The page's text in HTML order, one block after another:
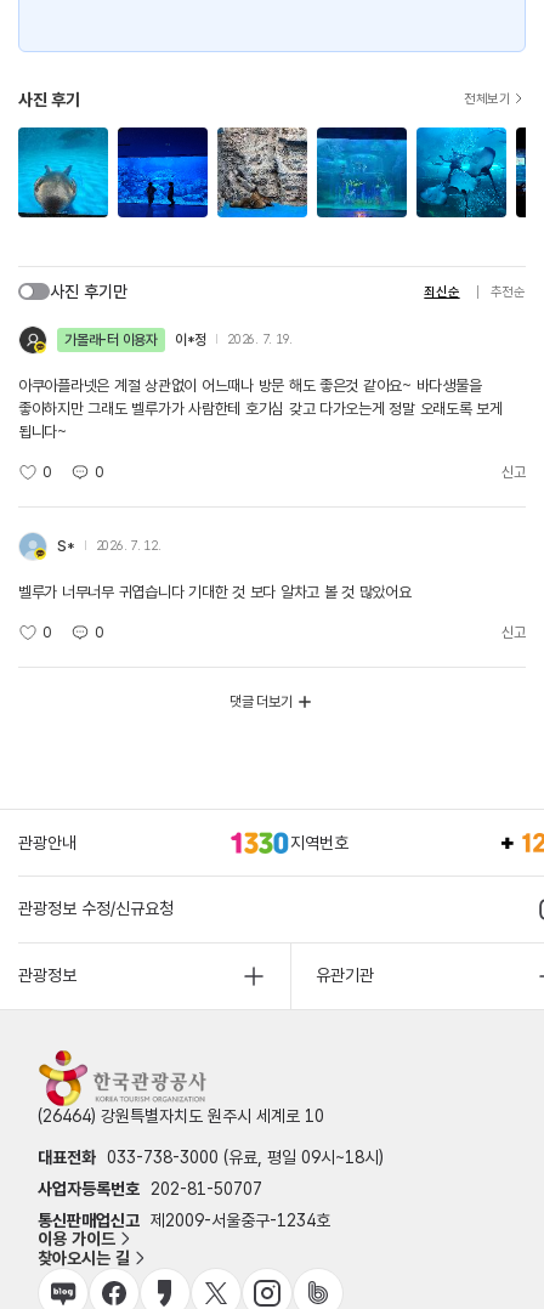
사진 후기 전체보기
사진 후기만 최신순 추천순
가볼래-터 이용자 이*정 2026. 7. 19.
아쿠아플라넷은 계절 상관없이 어느때나 방문 해도 좋은것 같아요~ 바다생물을
좋아하지만 그래도 벨루가가 사람한테 호기심 갖고 다가오는게 정말 오래도록 보게
됩니다~
0 0 신고
S* 2026. 7. 12.
벨루가 너무너무 귀엽습니다 기대한 것 보다 알차고 볼 것 많았어요
0 0 신고
댓글 더보기
관광안내 지역번호
관광정보 수정/신규요청
관광정보 유관기관
(26464) 강원특별자치도 원주시 세계로 10
대표전화 033-738-3000 (유료, 평일 09시~18시)
사업자등록번호
202-81-50707
통신판매업신고 제2009-서울중구-1234호
이용 가이드
찾아오시는 길